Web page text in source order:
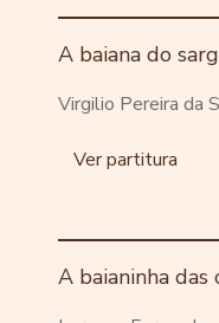
A baiana do
Virgilio Pereira da
Ver partitura
A baianinha das